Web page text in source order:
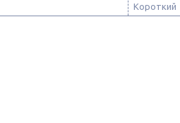
Короткий